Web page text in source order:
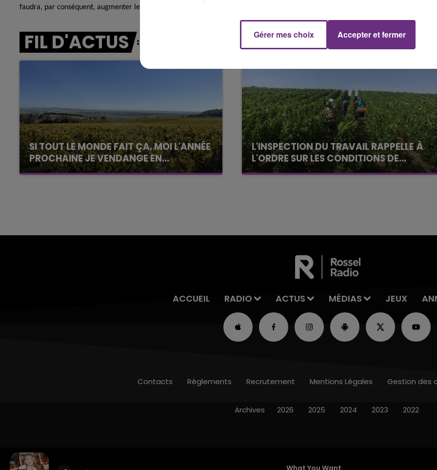
faudra, par conséquent, augmenter les effectifs sur le département.
FIL D'ACTUS
SI TOUT LE MONDE FAIT ÇA, MOI L'ANNÉE
PROCHAINE JE VENDANGE EN...
La vendange en Champagne a débuté ce jeudi
L'INSPECTION DU TRAVAIL RAPPELLE À
L'ORDRE SUR LES CONDITIONS DE...
Alors que les dates de début des vendange
14h00 - 15h00
La Radio Pop
ACCUEIL RADIO ACTUS MÉDIAS JEUX
What You Want
Contacts Règlements Recrutement Mentions Légales Gestion des
Archives 2026 2025 2024 2023 2022
Gérer mes choix Accepter et fermer